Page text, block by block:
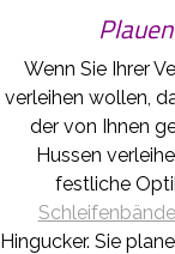
Wenn Sie Ihrer
verleihen wollen,
der von Ihnen
Hussen
festliche
Hingucker. Sie